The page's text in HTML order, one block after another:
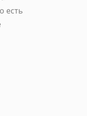
есть